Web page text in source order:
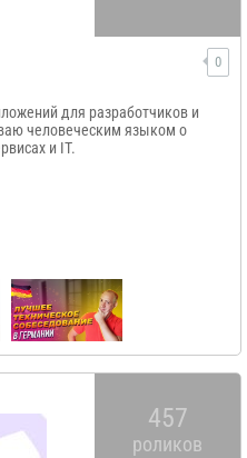
0
для разработчиков и
человеческим языком о
и IT.
457
роликов